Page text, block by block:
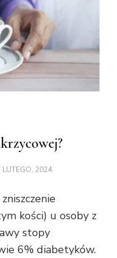
LUTEGO, 2024
kości) u osoby z
stopy
6% diabetyków.